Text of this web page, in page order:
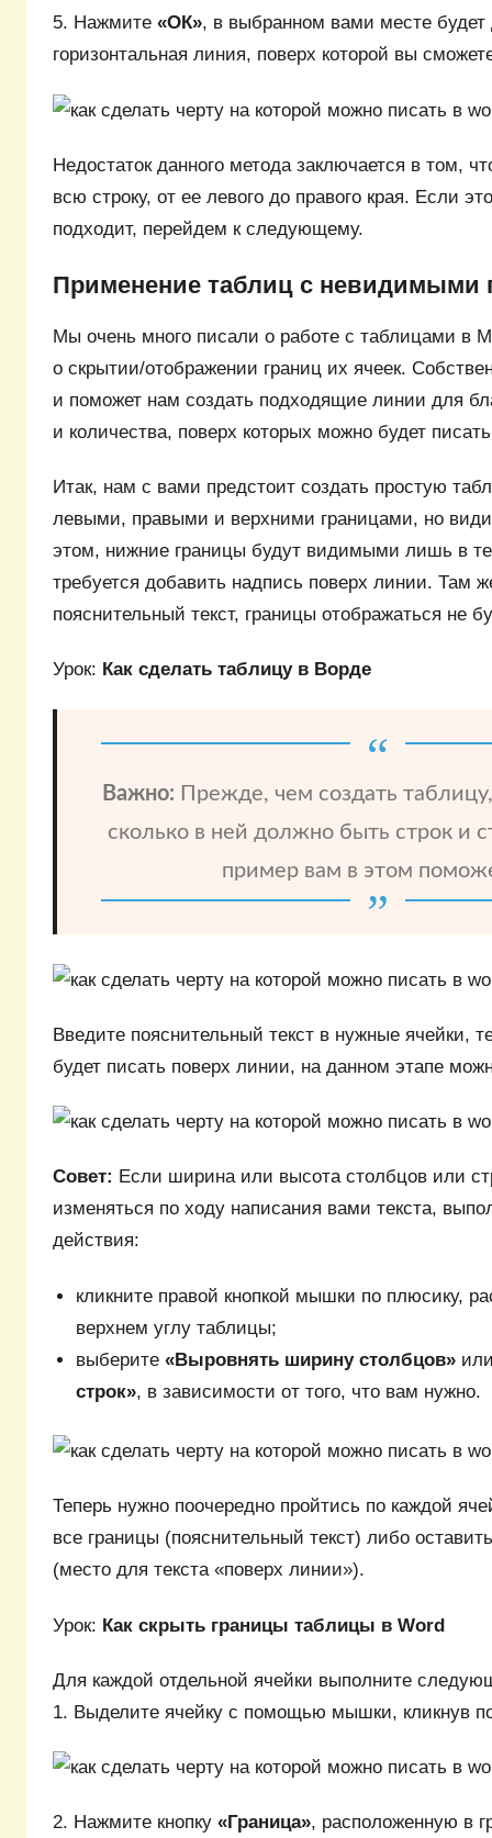
5. Нажмите «ОК», в выбранном вами месте будет
горизонтальная линия, поверх которой вы
Недостаток данного метода заключается в том,
всю строку, от ее левого до правого края. Если
подходит, перейдем к следующему.
Применение таблиц с невидимыми
Мы очень много писали о работе с таблицами в
о скрытии/отображении границ их ячеек.
и поможет нам создать подходящие линии для
и количества, поверх которых можно будет
Итак, нам с вами предстоит создать простую
левыми, правыми и верхними границами, но
этом, нижние границы будут видимыми лишь в
требуется добавить надпись поверх линии. Там
пояснительный текст, границы отображаться не
Урок: Как сделать таблицу в Ворде
Важно: Прежде, чем создать
сколько в ней должно быть строк и
пример вам в этом
Введите пояснительный текст в нужные ячейки,
будет писать поверх линии, на данном этапе
Совет: Если ширина или высота столбцов или
изменяться по ходу написания вами текста,
действия:
кликните правой кнопкой мышки по плюсику,
верхнем углу таблицы;
выберите«Выровнять ширину столбцов»
строк», в зависимости от того, что вам нужно.
Теперь нужно поочередно пройтись по каждой
все границы (пояснительный текст) либо
(место для текста «поверх линии»).
Урок: Как скрыть границы таблицы в Word
Для каждой отдельной ячейки выполните
1. Выделите ячейку с помощью мышки, кликнув
2. Нажмите кнопку «Граница», расположенную в